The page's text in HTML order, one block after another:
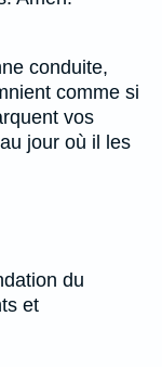
conduite,
comme si
vos
jour où il les
du
et